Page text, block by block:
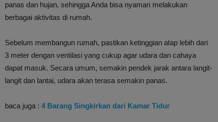
panas dan hujan, sehingga Anda bisa nyaman melakukan
berbagai aktivitas di rumah.
Sebelum membangun rumah, pastikan ketinggian atap lebih dari
3 meter dengan ventilasi yang cukup agar udara dan cahaya
dapat masuk. Secara umum, semakin pendek jarak antara langit-
langit dan lantai, udara akan terasa semakin panas.
baca juga : 4 Barang Singkirkan dari Kamar Tidur